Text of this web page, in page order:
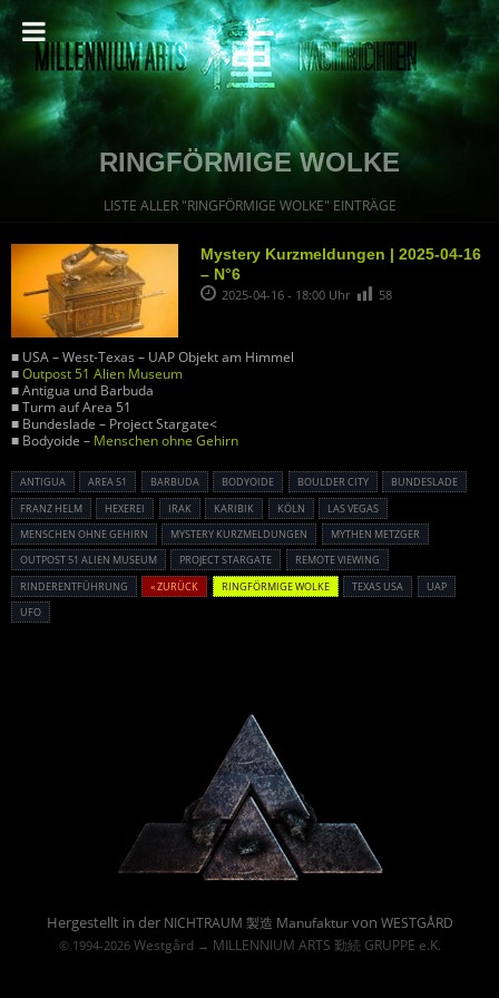
RINGFÖRMIGE WOLKE
LISTE ALLER "RINGFÖRMIGE WOLKE" EINTRÄGE
Mystery Kurzmeldungen | 2025-04-16
– N°6
2025-04-16 - 18:00 Uhr 58
■ USA – West-Texas – UAP Objekt am Himmel
■Outpost 51 Alien Museum
■ Antigua und Barbuda
■ Turm auf Area 51
■ Bundeslade – Project Stargate<
■ Bodyoide – Menschen ohne Gehirn
ANTIGUA AREA 51 BARBUDA BODYOIDE BOULDER CITY
BUNDESLADE
FRANZ HELM
HEXEREI IRAK KARIBIK KÖLN
LAS VEGAS
MENSCHEN OHNE GEHIRN
MYSTERY KURZMELDUNGEN
MYTHEN METZGER
OUTPOST 51 ALIEN MUSEUM
PROJECT STARGATE
REMOTE VIEWING
RINDERENTFÜHRUNG
« ZURÜCK RINGFÖRMIGE WOLKE TEXAS USA
UAP
UFO
Hergestellt in der NICHTRAUM 製造 Manufakturvon WESTGÅRD
© 1994-2026 Westgård→ MILLENNIUM ARTS 勤続 GRUPPE e.K.
Powered By :